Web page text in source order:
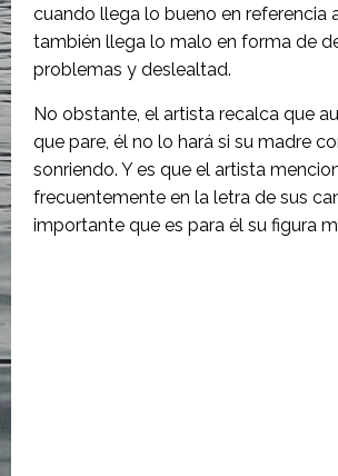
cuando llega lo bueno en referencia
también llega lo malo en forma de
problemas y deslealtad.
No obstante, el artista recalca que
que pare, él no lo hará si su madre
sonriendo. Y es que el artista
frecuentemente en la letra de sus
importante que es para él su figura